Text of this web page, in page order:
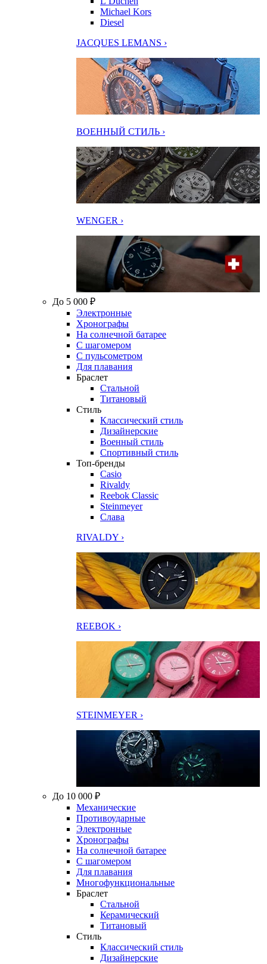
Michael Kors
Diesel
JACQUES LEMANS ›
ВОЕННЫЙ СТИЛЬ ›
WENGER ›
До 5 000 ₽
Электронные
Хронографы
На солнечной батарее
С шагомером
С пульсометром
Для плавания
Браслет
Стальной
Титановый
Стиль
Классический стиль
Дизайнерские
Военный стиль
Спортивный стиль
Топ-бренды
Casio
Rivaldy
Reebok Classic
Steinmeyer
Слава
RIVALDY ›
REEBOK ›
STEINMEYER ›
До 10 000 ₽
Механические
Противоударные
Электронные
Хронографы
На солнечной батарее
С шагомером
Для плавания
Многофункциональные
Браслет
Стальной
Керамический
Титановый
Стиль
Классический стиль
Дизайнерские